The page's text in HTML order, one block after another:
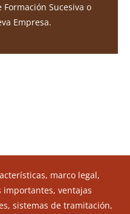
Sucesiva o
Empresa.
marco legal,
importantes, ventajas
sistemas de tramitación,